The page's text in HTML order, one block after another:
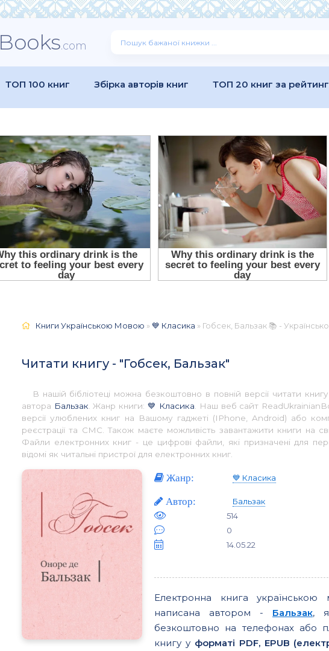
Books.com
ТОП 100 книг Збірка авторів книг ТОП 20 книг за
Книги Українською Мовою »💙 Класика » Гобсек, Бальзак 📚 -
Читати книгу - "Гобсек, Бальзак"
В нашій бібліотеці можна безкоштовно в повній версії читати
автора Бальзак . Жанр книги: 💙 Класика . Наш веб сайт
версії улюблених книг на Вашому гаджеті (IPhone, Android) або
реєстрації та СМС. Також маєте можливість завантажити книги на
Файли електронних книг - це цифрові файли, які призначені для
відомі як читальні пристрої для електронних книг.
Жанр: 💙 Класика
Автор:
Бальзак
514
0
14.05.22
Електронна книга
написана автором - Бальзак,
безкоштовно на телефонах або
книгу у форматі PDF, EPUB